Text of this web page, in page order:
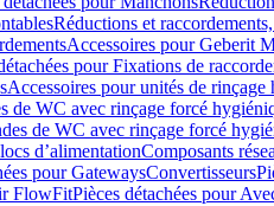
Réductions et
Accessoires pour Geberit
pour Fixations de
Accessoires pour unités de rinçage
de WC avec rinçage forcé
de WC avec rinçage forcé
d’alimentationComposants
pour GatewaysConvertisseurs
FlowFitPièces détachées pour